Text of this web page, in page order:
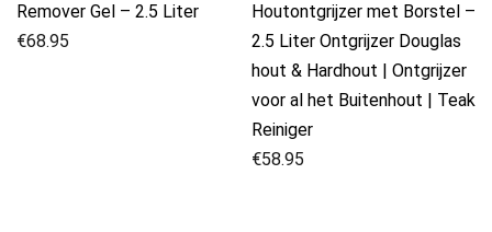
Remover Gel – 2.5 Liter
€68.95
Houtontgrijzer met Borstel –
2.5 Liter Ontgrijzer Douglas
hout & Hardhout | Ontgrijzer
voor al het Buitenhout | Teak
Reiniger
€58.95